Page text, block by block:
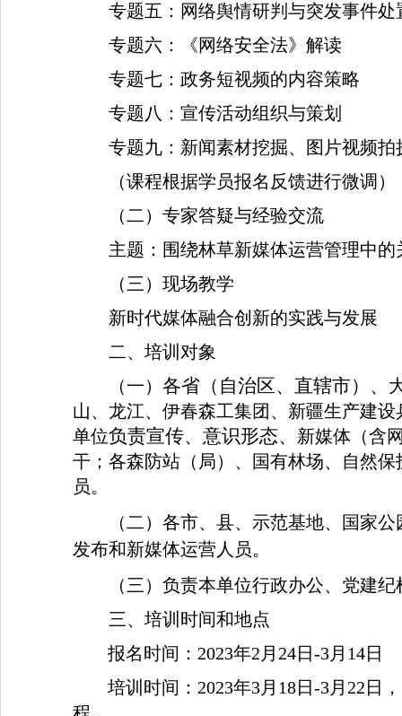
专题五：网络舆情研判与突发事件处
专题六：《网络安全法》解读
专题七：政务短视频的内容策略
专题八：宣传活动组织与策划
专题九：新闻素材挖掘、图片视频拍
（课程根据学员报名反馈进行微调）
（二）专家答疑与经验交流
主题：围绕林草新媒体运营管理中
（三）现场教学
新时代媒体融合创新的实践与发展
二、培训对象
（一） 各省（自治区、直辖市）、
山、龙江、伊春森工集团、新疆生产建
单位负责宣传、意识形态、 新媒体（含
干 ；各森防站（局）、
国有林场、自然
员。
（二）各市、县、示范基地、国家
发布和新媒体运营人员。
（三）负责本单位行政办公、党建
三、培训时间和地点
报名时间：2023年2月24日-3月14日
培训时间：2023年3月18日-3月22日